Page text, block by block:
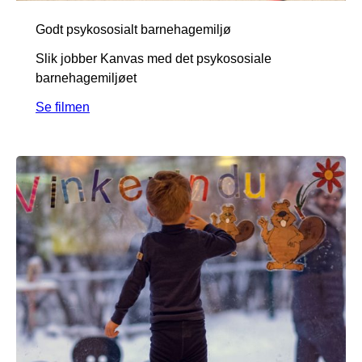
Godt psykososialt barnehagemiljø
Slik jobber Kanvas med det psykososiale
barnehagemiljøet
Se filmen